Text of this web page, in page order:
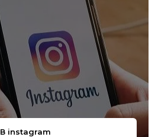
В instagram